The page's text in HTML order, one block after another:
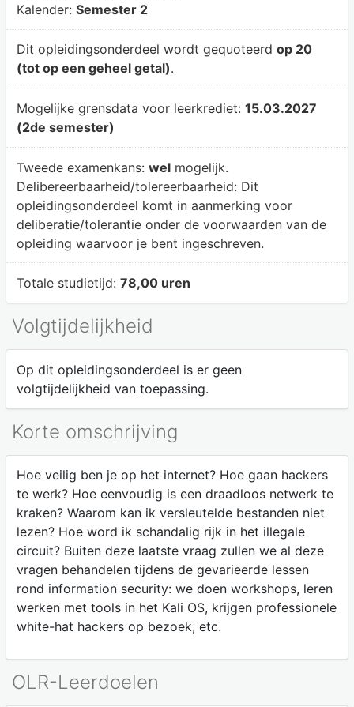
Kalender: Semester 2
Dit opleidingsonderdeel wordt gequoteerd op 20
(tot op een geheel getal).
Mogelijke grensdata voor leerkrediet: 15.03.2027
(2de semester)
Tweede examenkans: welmogelijk.
Delibereerbaarheid/tolereerbaarheid: Dit
opleidingsonderdeel komt in aanmerking voor
deliberatie/tolerantie onder de voorwaarden van de
opleiding waarvoor je bent ingeschreven.
Totale studietijd: 78,00 uren
Volgtijdelijkheid
Op dit opleidingsonderdeel is er geen
volgtijdelijkheid van toepassing.
Korte omschrijving
Hoe veilig ben je op het internet? Hoe gaan hackers
te werk? Hoe eenvoudig is een draadloos netwerk te
kraken? Waarom kan ik versleutelde bestanden niet
lezen? Hoe word ik schandalig rijk in het illegale
circuit? Buiten deze laatste vraag zullen we al deze
vragen behandelen tijdens de gevarieerde lessen
rond information security: we doen workshops, leren
werken met tools in het Kali OS, krijgen professionele
white-hat hackers op bezoek, etc.
OLR-Leerdoelen